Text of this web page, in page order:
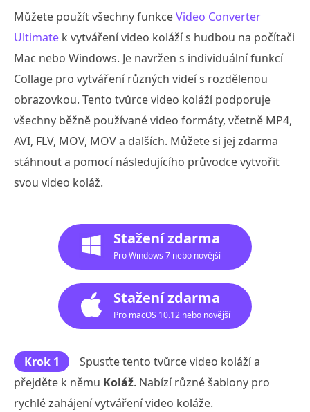
Můžete použít všechny funkceVideo Converter
Ultimate k vytváření video koláží s hudbou na počítači
Mac nebo Windows. Je navržen s individuální funkcí
Collage pro vytváření různých videí s rozdělenou
obrazovkou. Tento tvůrce video koláží podporuje
všechny běžně používané video formáty, včetně MP4,
AVI, FLV, MOV, MOV a dalších. Můžete si jej zdarma
stáhnout a pomocí následujícího průvodce vytvořit
svou video koláž.
Stažení zdarma
Pro Windows 7 nebo novější
Stažení zdarma
Pro macOS 10.12 nebo novější
Krok 1
Spusťte tento tvůrce video koláží a
přejděte k němu Koláž. Nabízí různé šablony pro
rychlé zahájení vytváření video koláže.